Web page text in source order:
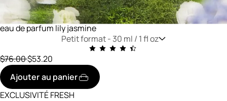
eau de parfum lily jasmine
Petit format - 30 ml / 1 fl oz
prix initial
$76.00réduit à
$53.20
Ajouter au panier
EXCLUSIVITÉ FRESH